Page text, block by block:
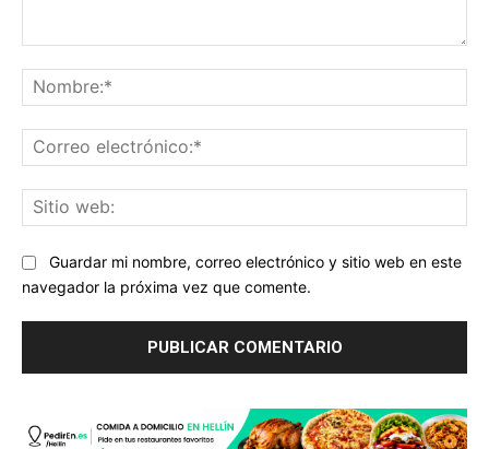
Guardar mi nombre, correo electrónico y sitio web en este
navegador la próxima vez que comente.